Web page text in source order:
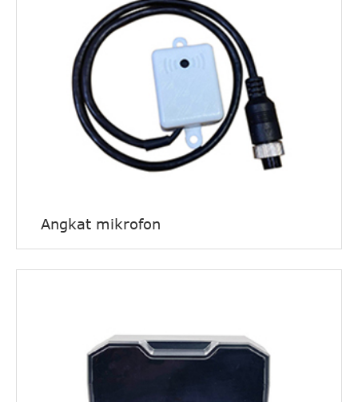
Angkat mikrofon